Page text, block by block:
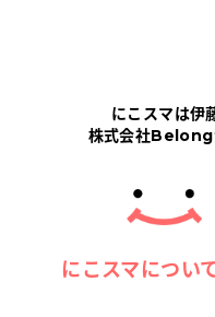
にこスマについて
サポートセンター
お客さまの声
にこスマは伊
株式会社Belong
にこスマについ